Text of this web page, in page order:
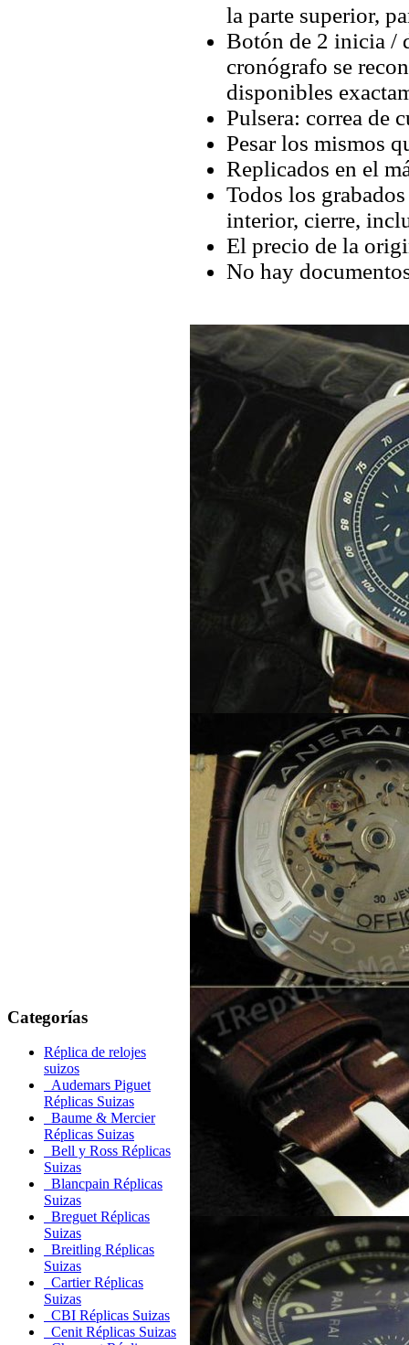
Categorías
Réplica de relojes
suizos
Audemars Piguet
Réplicas Suizas
Baume & Mercier
Réplicas Suizas
Bell y Ross Réplicas
Suizas
Blancpain Réplicas
Suizas
Breguet Réplicas
Suizas
Breitling Réplicas
Suizas
Cartier Réplicas
Suizas
CBI Réplicas Suizas
Cenit Réplicas Suizas
la parte superior,
Botón de 2 inicia /
cronógrafo se
disponibles
Pulsera: correa de
Pesar los mismos
Replicados en el
Todos los
interior, cierre,
El precio de la
No hay